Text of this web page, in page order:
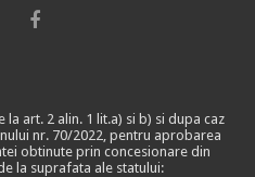
art. 2 alin. 1 lit.a) si b) si dupa caz
nr. 70/2022, pentru aprobarea
obtinute prin concesionare din
la suprafata ale statului: